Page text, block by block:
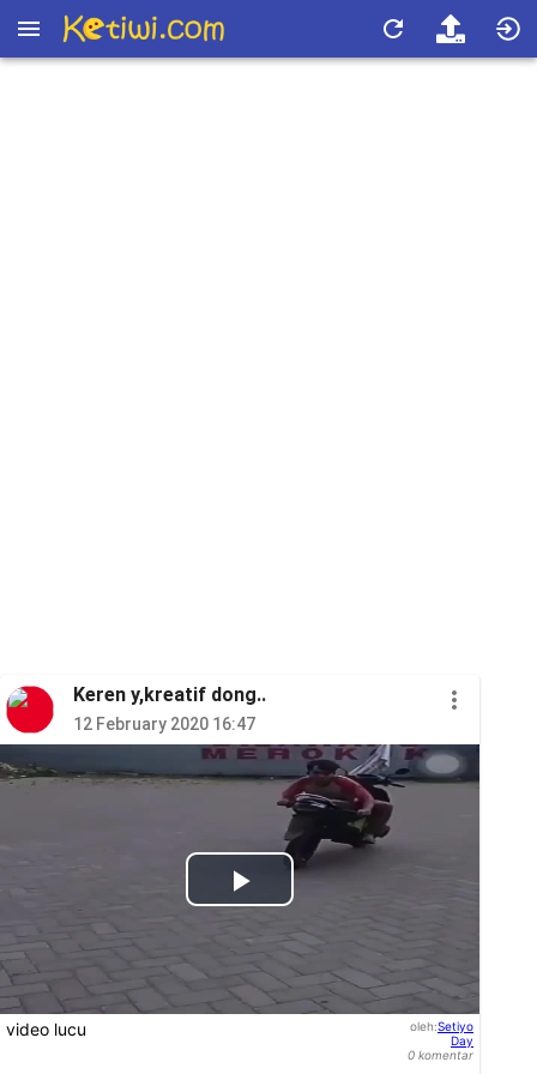
Keren y,kreatif dong..
12 February 2020 16:47
Play
Video
video lucu oleh:Setiyo
Day
0 komentar